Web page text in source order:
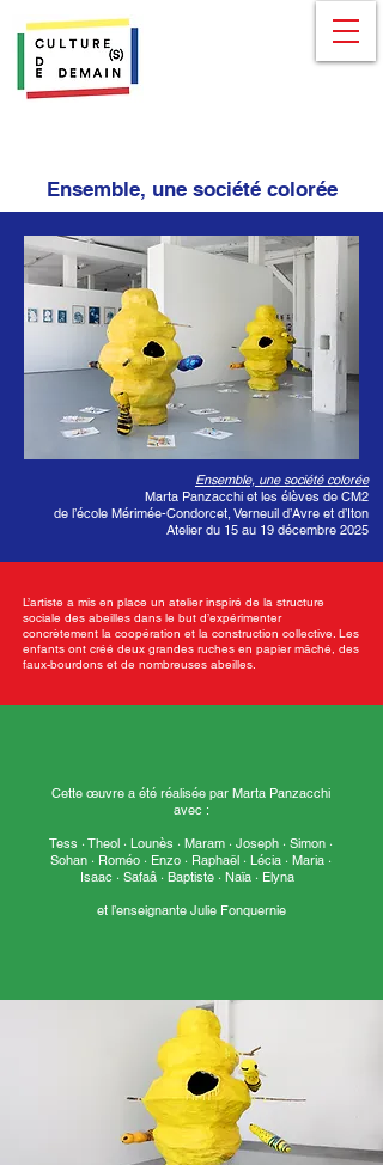
Ensemble, une société colorée
Ensemble, une société colorée
Marta Panzacchi et les élèves de CM2
de l’école Mérimée-Condorcet, Verneuil d’Avre et d’Iton
Atelier du 15 au 19 décembre 2025
L’artiste a mis en place un atelier inspiré de la structure
sociale des abeilles dans le but d’expérimenter
concrètement la coopération et la construction collective. Les
enfants ont créé deux grandes ruches en papier mâché, des
faux-bourdons et de nombreuses abeilles.
Cette œuvre a été réalisée par Marta Panzacchi
avec :
Tess · Theol · Lounès · Maram · Joseph · Simon ·
Sohan · Roméo · Enzo · Raphaël · Lécia · Maria ·
Isaac · Safaâ · Baptiste · Naïa · Elyna
et l’enseignante Julie Fonquernie